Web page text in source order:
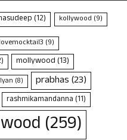
(12) kollywood (9)
lovemocktail3 (9)
mollywood(13)
(8) prabhas(23)
rashmikamandanna(11)
(259)